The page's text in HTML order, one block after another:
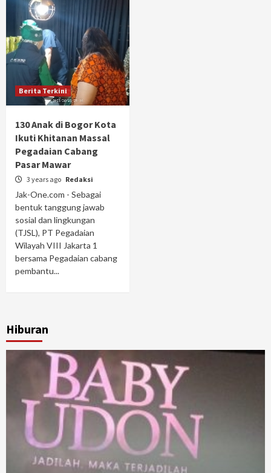
Berita Terkini
130 Anak di Bogor Kota
Ikuti Khitanan Massal
Pegadaian Cabang
Pasar Mawar
3 years ago Redaksi
Jak-One.com - Sebagai
bentuk tanggung jawab
sosial dan lingkungan
(TJSL), PT Pegadaian
Wilayah VIII Jakarta 1
bersama Pegadaian cabang
pembantu...
Hiburan